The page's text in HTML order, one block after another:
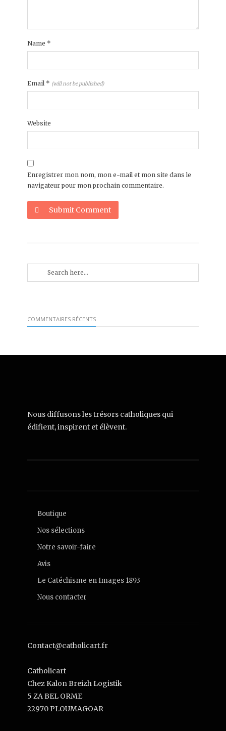
Name *
Email * (will not be published)
Website
Enregistrer mon nom, mon e-mail et mon site dans le
navigateur pour mon prochain commentaire.
Submit Comment
COMMENTAIRES RÉCENTS
Nous diffusons les trésors catholiques qui
édifient, inspirent et élèvent.
Boutique
Nos sélections
Notre savoir-faire
Avis
Le Catéchisme en Images 1893
Nous contacter
Contact@catholicart.fr
Catholicart
Chez Kalon Breizh Logistik
5 ZA BEL ORME
22970 PLOUMAGOAR